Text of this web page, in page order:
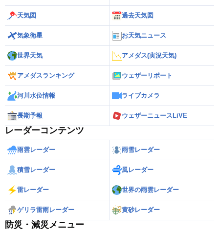
天気図 過去天気図
気象衛星 お天気ニュース
世界天気 アメダス(実況天気)
アメダスランキング ウェザーリポート
河川水位情報 ライブカメラ
長期予報 ウェザーニュースLiVE
レーダーコンテンツ
雨雲レーダー 雨雪レーダー
積雪レーダー 風レーダー
雷レーダー 世界の雨雲レーダー
ゲリラ雷雨レーダー 黄砂レーダー
防災・減災メニュー